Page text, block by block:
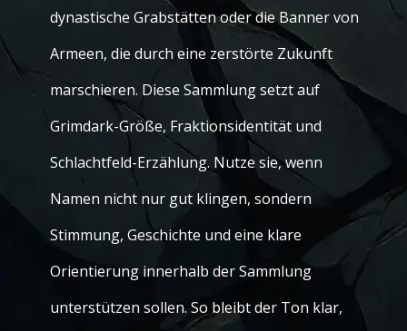
dynastische Grabstätten oder die Banner von
Armeen, die durch eine zerstörte Zukunft
marschieren. Diese Sammlung setzt auf
Grimdark-Größe, Fraktionsidentität und
Schlachtfeld-Erzählung. Nutze sie, wenn
Namen nicht nur gut klingen, sondern
Stimmung, Geschichte und eine klare
Orientierung innerhalb der Sammlung
unterstützen sollen. So bleibt der Ton klar,